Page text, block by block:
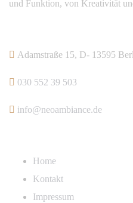
und Funktion, von Kreativität
Adamstraße 15, D- 13595
030 552 39 503
info@neoambiance.de
Home
Kontakt
Impressum